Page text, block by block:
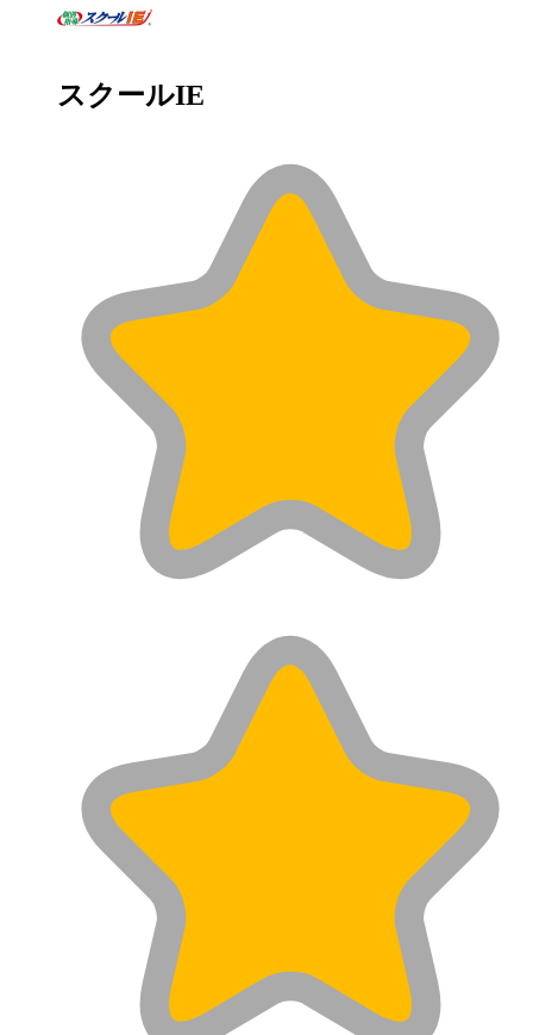
スクールIE